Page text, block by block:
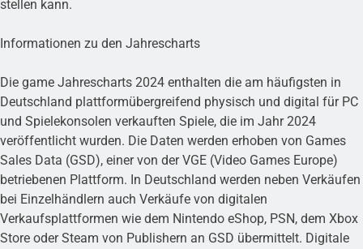
stellen kann.
Informationen zu den Jahrescharts
Die game Jahrescharts 2024 enthalten die am häufigsten in
Deutschland plattformübergreifend physisch und digital für PC
und Spielekonsolen verkauften Spiele, die im Jahr 2024
veröffentlicht wurden. Die Daten werden erhoben von Games
Sales Data (GSD), einer von der VGE (Video Games Europe)
betriebenen Plattform. In Deutschland werden neben Verkäufen
bei Einzelhändlern auch Verkäufe von digitalen
Verkaufsplattformen wie dem Nintendo eShop, PSN, dem Xbox
Store oder Steam von Publishern an GSD übermittelt. Digitale